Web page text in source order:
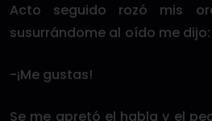
Acto seguido rozó mis
susurrándome al oído me dijo:
-¡Me gustas!
Se me apretó el habla y el